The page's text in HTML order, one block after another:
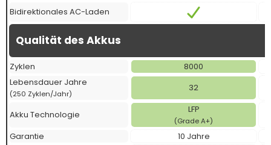
Bidirektionales AC-Laden
Qualität des Akkus
Zyklen
8000
Lebensdauer Jahre
(250 Zyklen/Jahr)
32
Akku Technologie LFP
(Grade A+)
Garantie
10 Jahre